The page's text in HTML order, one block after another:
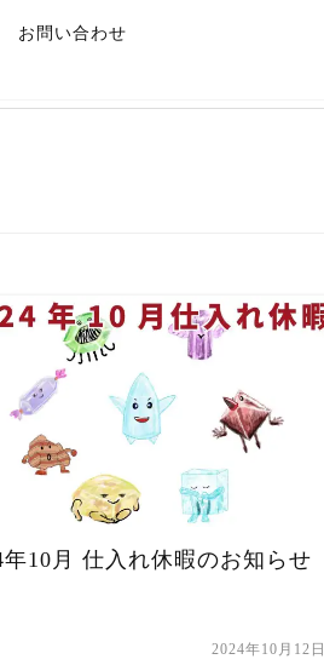
お問い合わせ
年10月 仕入れ休暇のお知らせ
2024年10月12日